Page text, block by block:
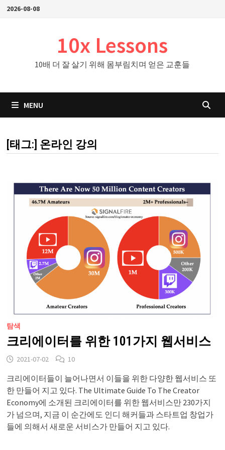
Skip2026-08-08
10x Lessons
10배 더 잘 살기 위해 몸부림치며 얻은 교훈들
MENU
[태그:] 온라인 강의
탐색
크리에이터를 위한 101가지 웹서비스
2021-07-02 10
크리에이터들이 늘어나면서 이들을 위한 다양한 웹서비스 또
한 만들어 지고 있다. The Ultimate Guide To The Creator
Economy에 소개된 크리에이터를 위한 웹서비스만 230가지
가 넘으며, 지금 이 순간에도 인디 해커들과 스타트업 창업가
들에 의해서 새로운 서비스가 만들어 지고 있다.